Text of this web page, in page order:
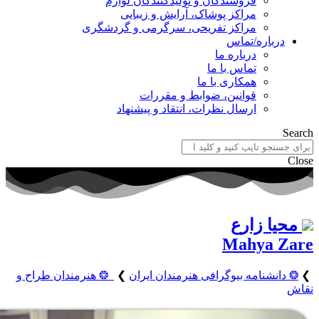
مراکز پوشاک، آرایش و زیبایی
مراکز تفریحی، سرگرمی و گردشگری
تماس
تماس با ما
همکاری با ما
قوانین، ضوابط و مقررات
ارسال نظرات، انتقاد و پیشنهاد
بیوگرافی هنرمندان ایران ❯ ❂ هنرمندان طراح و